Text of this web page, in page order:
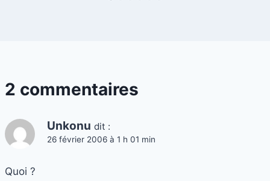
2 commentaires
Unkonu dit :
26 février 2006 à 1 h 01 min
Quoi ?